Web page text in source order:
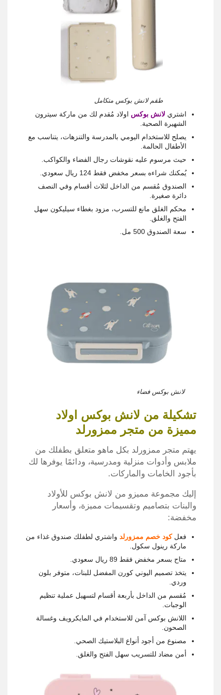
طقم لانش بوكس متكامل
اشتري لانش بوكس اولاد مُقدم لك من ماركة سيترون
الشهيرة الصحية.
يصلح للاستخدام اليومي بالمدرسة والتنزهات، يتناسب مع
الأطفال الحالمة.
حيث مرسوم عليه نقوشات رجال الفضاء والكواكب.
يُمكنك شراءه بسعر مخفض فقط 124 ريال سعودي.
الصندوق مُقسم من الداخل لثلاث أقسام وفي النصف
دائرة صغيرة.
محكم الغلق مانع للتسرب، مزود بغطاء سيليكون سهل
الفتح والغلق.
سعة الصندوق 500 مل.
لانش بوكس فضاء
تشكيلة من لانش بوكس اولاد
مميزة من متجر ممزورلد
يهتم متجر ممزورلد بكل ماهو متعلق بطفلك من
ملابس وأدوات منزلية ومدرسية، ودائمًا يوفرها لك
بأجود الخامات والماركات.
إليك مجموعة مميزو من لانش بوكس للأولاد
والبنات بتصاميم وتقسيمات مميزة، وأسعار
مخفضة:
فعل كود خصم ممزورلد واشتري لطفلك صندوق غذاء من
ماركة رينول سكول.
متاح بسعر مخفض فقط 89 ريال سعودي.
يتخذ تصميم اليوني كورن المفضل للبنات، متوفر بلون
وردي.
مُقسم من الداخل بأربعة أقسام لتسهيل عملية تنظيم
الوجبات.
اللانش بوكس آمن للاستخدام في المايكرويف وغسالة
الصحون.
مصنوع من أجود أنواع البلاستيك الصحي.
أمن مضاد للتسريب سهل الفتح والغلق.